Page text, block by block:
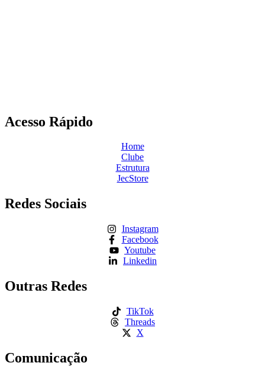
Acesso Rápido
Home
Clube
Estrutura
JecStore
Redes Sociais
Instagram
Facebook
Youtube
Linkedin
Outras Redes
TikTok
Threads
X
Comunicação